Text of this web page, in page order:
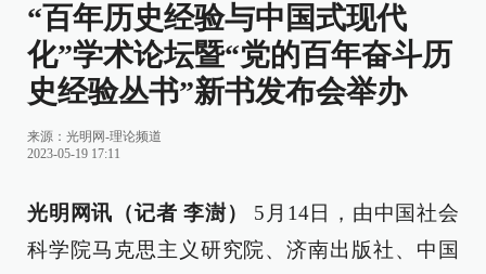
“百年历史经验与中国式现代
化”学术论坛暨“党的百年奋斗历
史经验丛书”新书发布会举办
来源： 光明网-理论频道
2023-05-19 17:11
光明网讯（记者 李澍） 5月14日，由中国社会
科学院马克思主义研究院、济南出版社、中国